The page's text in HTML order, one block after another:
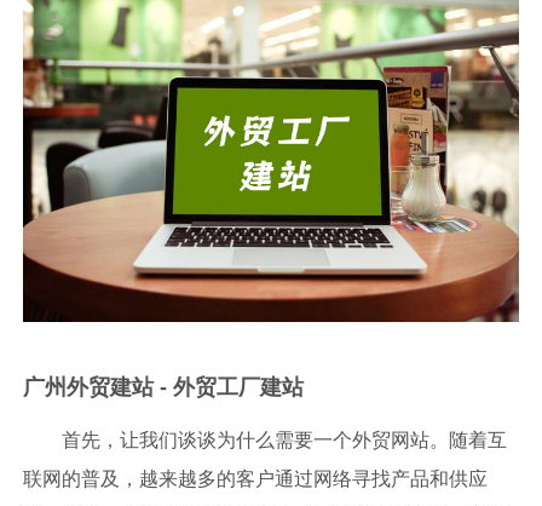
广州外贸建站 - 外贸工厂建站
首先，让我们谈谈为什么需要一个外贸网站。随着互
联网的普及，越来越多的客户通过网络寻找产品和供应